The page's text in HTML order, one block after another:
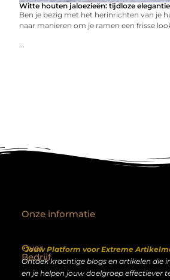
Witte houten jaloezieën: tijdloze
Ben je bezig met het herinrichten van je
naar manieren om je ramen een frisse
...
Over
Bedrijf
“Jouw Platform voor Extreme
Ontdek krachtige blogs en artikelen die
en je helpen jouw doelgroep effectiever
Onze informatie